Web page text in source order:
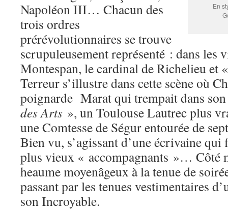
En
Napoléon III… Chacun des
trois ordres
prérévolutionnaires se trouve
scrupuleusement représenté : dans
Montespan, le cardinal de Richelieu et
Terreur s’illustre dans cette scène où
poignarde Marat qui trempait dans
des Arts », un Toulouse Lautrec plus
une Comtesse de Ségur entourée de
Bien vu, s’agissant d’une écrivaine
plus vieux « accompagnants »… Côté
heaume moyenâgeux à la tenue de
passant par les tenues vestimentaires
son Incroyable.